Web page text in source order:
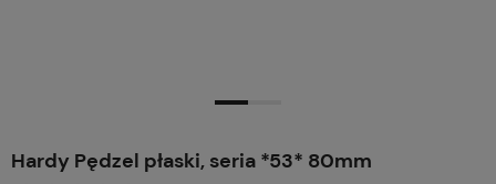
Hardy Pędzel płaski, seria *53* 80mm